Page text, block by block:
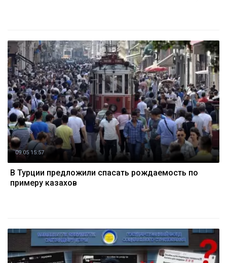
09.05 15:57
В Турции предложили спасать рождаемость по
примеру казахов